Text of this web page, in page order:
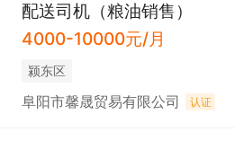
配送司机（粮油销售）
4000-10000元/月
颍东区
阜阳市馨晟贸易有限公司 认证